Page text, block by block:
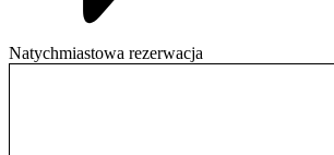
Natychmiastowa rezerwacja